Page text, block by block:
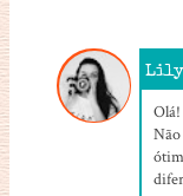
Lily
Olá!